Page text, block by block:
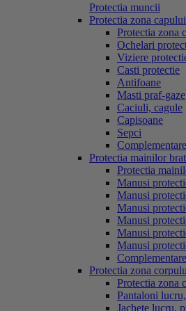
Protectia muncii
Protectia zona capului
Protectia zona
Ochelari
Viziere
Casti protectie
Antifoane
Masti praf-gaze
Caciuli, cagule
Capisoane
Sepci
Protectia mainilor
Protectia
Manusi
Manusi
Manusi
Manusi
Manusi
Manusi
Protectia zona
Protectia zona
Pantaloni
Jachete lucru,